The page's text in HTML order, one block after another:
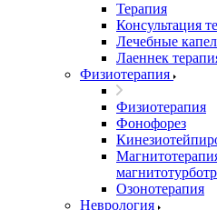
Терапия
Консультация
Лечебные
Лаеннек
Физиотерапия
Физиотерапия
Фонофорез
Озонотерапия
Неврология